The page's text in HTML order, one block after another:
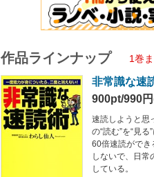
作品ラインナップ 1巻
非常識な速
900pt/990
速読しようと思
の“読む”を“見
60倍速読がで
しないで、日常
している。